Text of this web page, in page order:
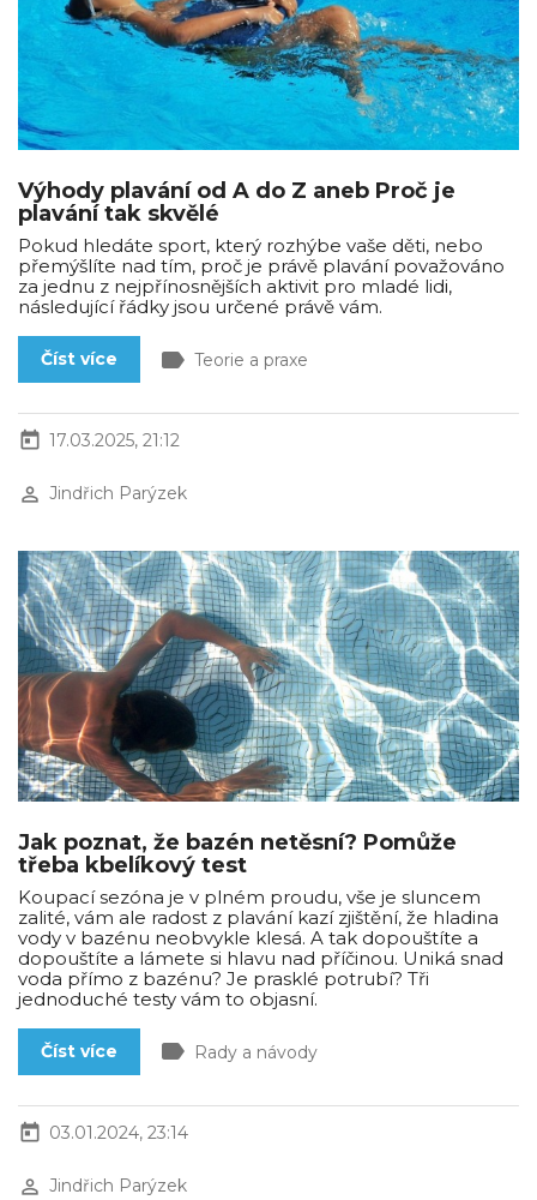
Výhody plavání od A do Z aneb Proč je
plavání tak skvělé
Pokud hledáte sport, který rozhýbe vaše děti, nebo
přemýšlíte nad tím, proč je právě plavání považováno
za jednu z nejpřínosnějších aktivit pro mladé lidi,
následující řádky jsou určené právě vám.
Číst více label Teorie a praxe
today 17.03.2025, 21:12
perm_identity Jindřich Parýzek
Jak poznat, že bazén netěsní? Pomůže
třeba kbelíkový test
Koupací sezóna je v plném proudu, vše je sluncem
zalité, vám ale radost z plavání kazí zjištění, že hladina
vody v bazénu neobvykle klesá. A tak dopouštíte a
dopouštíte a lámete si hlavu nad příčinou. Uniká snad
voda přímo z bazénu? Je prasklé potrubí? Tři
jednoduché testy vám to objasní.
Číst více label Rady a návody
today 03.01.2024, 23:14
perm_identity Jindřich Parýzek